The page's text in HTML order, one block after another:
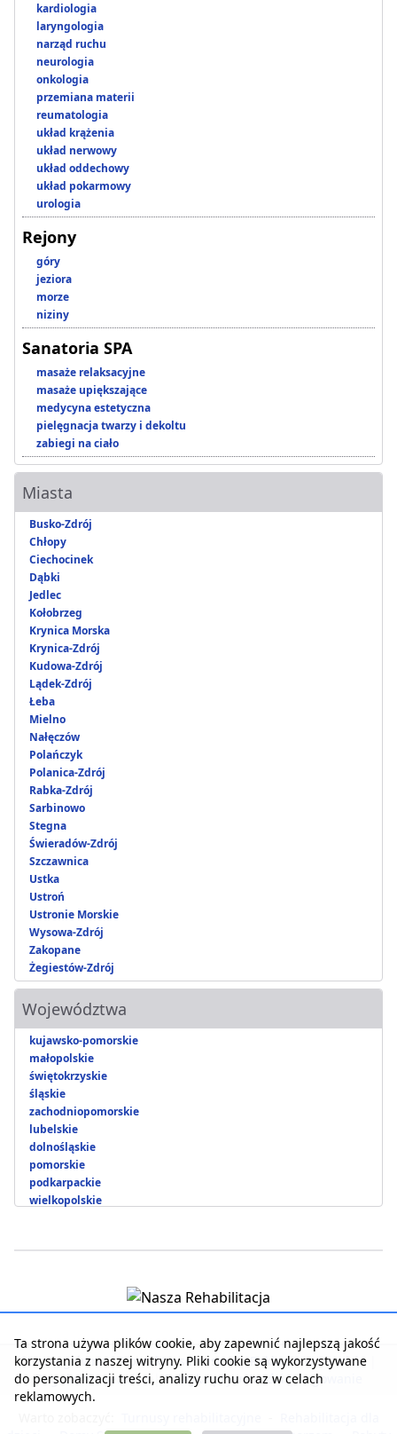
kardiologia
laryngologia
narząd ruchu
neurologia
onkologia
przemiana materii
reumatologia
układ krążenia
układ nerwowy
układ oddechowy
układ pokarmowy
urologia
Rejony
góry
jeziora
morze
niziny
Sanatoria SPA
masaże relaksacyjne
masaże upiększające
medycyna estetyczna
pielęgnacja twarzy i dekoltu
zabiegi na ciało
Miasta
Busko-Zdrój
Chłopy
Ciechocinek
Dąbki
Jedlec
Kołobrzeg
Krynica Morska
Krynica-Zdrój
Kudowa-Zdrój
Lądek-Zdrój
Łeba
Mielno
Nałęczów
Polańczyk
Polanica-Zdrój
Rabka-Zdrój
Sarbinowo
Stegna
Świeradów-Zdrój
Szczawnica
Ustka
Ustroń
Ustronie Morskie
Wysowa-Zdrój
Zakopane
Żegiestów-Zdrój
Województwa
kujawsko-pomorskie
małopolskie
świętokrzyskie
śląskie
zachodniopomorskie
lubelskie
dolnośląskie
pomorskie
podkarpackie
wielkopolskie
Strona główna | Kontakt z serwisem | Reklama w serwisie
Regulamin serwisu | Polityka prywatności | Logowanie
Ta strona używa plików cookie, aby zapewnić najlepszą jakość
korzystania z naszej witryny. Pliki cookie są wykorzystywane
do personalizacji treści, analizy ruchu oraz w celach
reklamowych.